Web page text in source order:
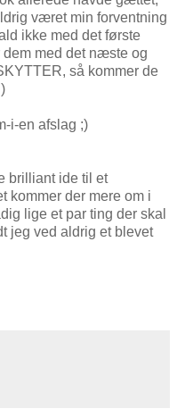
været min forventning
ikke med det første
dem med det næste og
så kommer de
i-en afslag ;)
brilliant ide til et
kommer der mere om i
lige et par ting der skal
jeg ved aldrig et blevet